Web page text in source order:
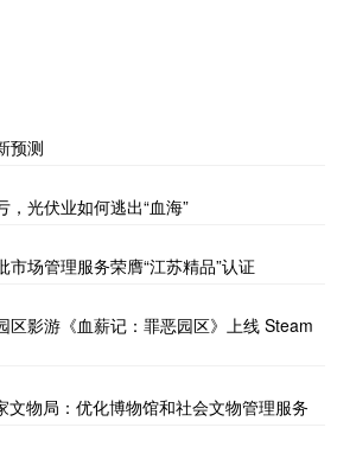
预测
光伏业如何逃出“血海”
场管理服务荣膺“江苏精品”认证
区影游《血薪记：罪恶园区》上线 Steam
文物局：优化博物馆和社会文物管理服务